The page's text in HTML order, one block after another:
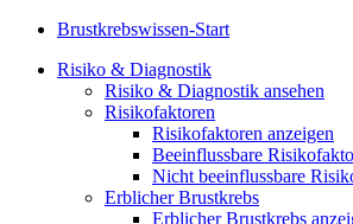
Brustkrebswissen-Start
Risiko & Diagnostik
Risiko & Diagnostik ansehen
Risikofaktoren
Risikofaktoren anzeigen
Beeinflussbare
Nicht beeinflussbare
Erblicher Brustkrebs
Erblicher Brustkrebs